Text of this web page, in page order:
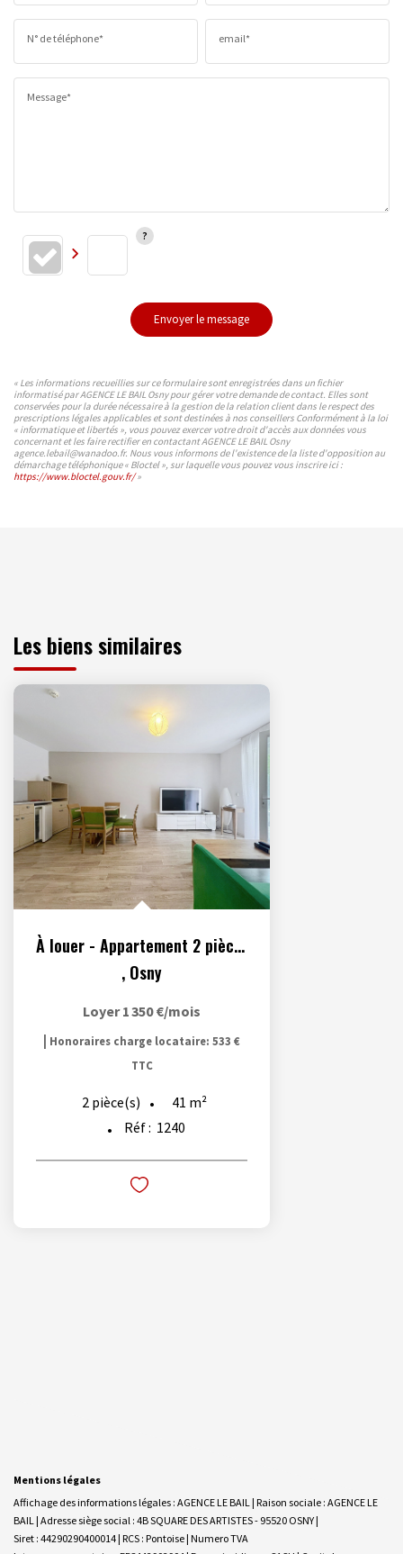
N° de téléphone* email*
Message*
Envoyer le message
« Les informations recueillies sur ce formulaire sont enregistrées dans un fichier
informatisé par AGENCE LE BAIL Osny pour gérer votre demande de contact. Elles sont
conservées pour la durée nécessaire à la gestion de la relation client dans le respect des
prescriptions légales applicables et sont destinées à nos conseillers Conformément à la loi
« informatique et libertés », vous pouvez exercer votre droit d'accès aux données vous
concernant et les faire rectifier en contactant AGENCE LE BAIL Osny
agence.lebail@wanadoo.fr. Nous vous informons de l'existence de la liste d'opposition au
démarchage téléphonique « Bloctel », sur laquelle vous pouvez vous inscrire ici :
https://www.bloctel.gouv.fr/»
Les biens similaires
À louer - Appartement 2 pièces meublé situé à Osny
, Osny
Loyer 1 350 €/mois
| Honoraires charge locataire: 533 €
TTC
2 pièce(s) 41 m²
Réf : 1240
Mentions légales
Affichage des informations légales : AGENCE LE BAIL | Raison sociale : AGENCE LE
BAIL | Adresse siège social : 4B SQUARE DES ARTISTES - 95520 OSNY |
Siret : 44290290400014 | RCS : Pontoise | Numero TVA